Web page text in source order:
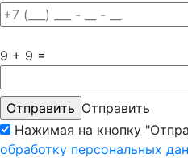
9 + 9 =
Отправить
Нажимая на кнопку
обработку персональных